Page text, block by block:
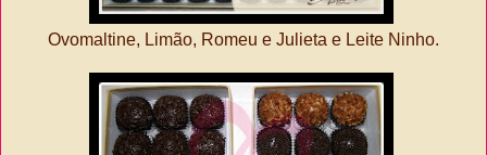
Ovomaltine, Limão, Romeu e Julieta e Leite Ninho.